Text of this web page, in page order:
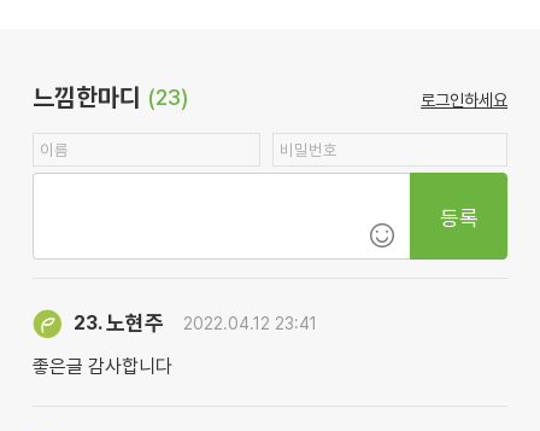
느낌한마디 (23) 로그인하세요
등록
23.노현주 2022.04.12 23:41
좋은글 감사합니다